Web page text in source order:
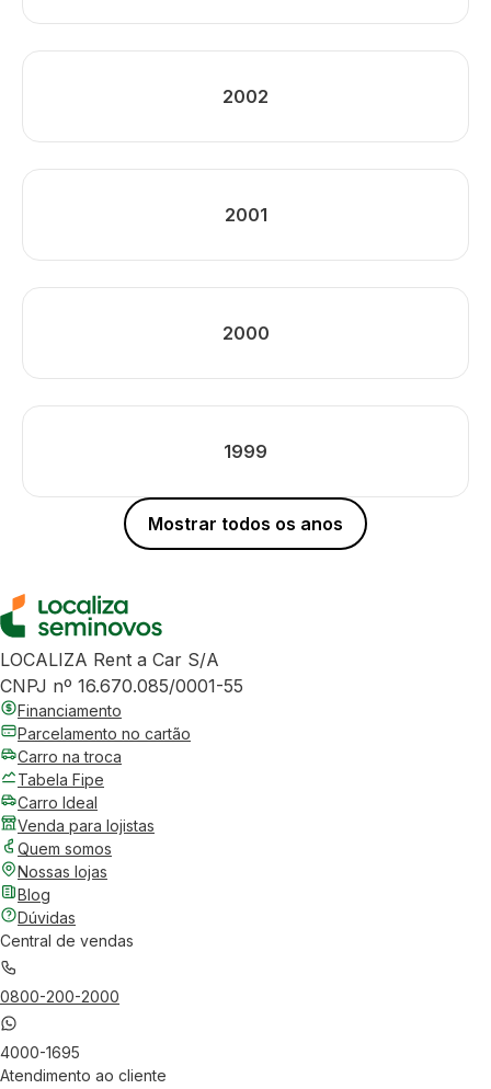
2002
2001
2000
1999
Mostrar todos os anos
LOCALIZA Rent a Car S/A
CNPJ nº 16.670.085/0001-55
Financiamento
Parcelamento no cartão
Carro na troca
Tabela Fipe
Carro Ideal
Venda para lojistas
Quem somos
Nossas lojas
Blog
Dúvidas
Central de vendas
0800-200-2000
4000-1695
Atendimento ao cliente